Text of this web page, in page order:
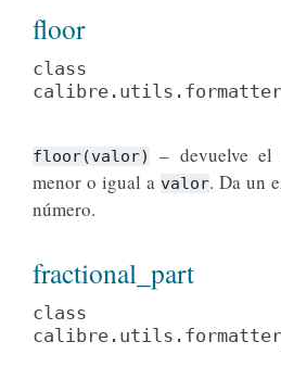
floor
class
floor(valor)
– devuelve el
menor o igual a valor. Da un
número.
fractional_part
class